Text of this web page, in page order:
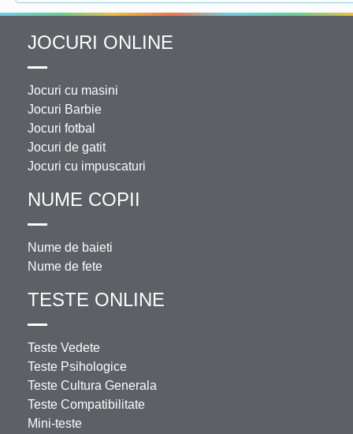
JOCURI ONLINE
Jocuri cu masini
Jocuri Barbie
Jocuri fotbal
Jocuri de gatit
Jocuri cu impuscaturi
NUME COPII
Nume de baieti
Nume de fete
TESTE ONLINE
Teste Vedete
Teste Psihologice
Teste Cultura Generala
Teste Compatibilitate
Mini-teste